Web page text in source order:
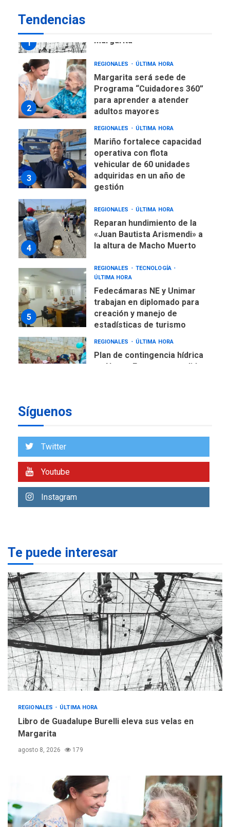
Tendencias
1
Margarita
2
REGIONALES ÚLTIMA HORA
Margarita será sede de
Programa “Cuidadores 360”
para aprender a atender
adultos mayores
3
REGIONALES ÚLTIMA HORA
Mariño fortalece capacidad
operativa con flota
vehicular de 60 unidades
adquiridas en un año de
gestión
4
REGIONALES ÚLTIMA HORA
Reparan hundimiento de la
«Juan Bautista Arismendi» a
la altura de Macho Muerto
5
REGIONALES
TECNOLOGÍA
ÚLTIMA HORA
Fedecámaras NE y Unimar
trabajan en diplomado para
creación y manejo de
estadísticas de turismo
REGIONALES ÚLTIMA HORA
Plan de contingencia hídrica
en Nueva Esparta consolida
7
2
Margarita será sede de
para aprender a atender
adultos mayores
3
REGIONALES ÚLTIMA HORA
Mariño fortalece capacidad
operativa con flota
vehicular de 60 unidades
adquiridas en un año de
gestión
4
REGIONALES ÚLTIMA HORA
«Juan Bautista Arismendi» a
la altura de Macho Muerto
trabajan en diplomado para
creación y manejo de
estadísticas de turismo
Síguenos
Twitter
Youtube
Instagram
Te puede interesar
REGIONALES ÚLTIMA HORA
Libro de Guadalupe Burelli eleva sus velas en
Margarita
agosto 8, 2026 179